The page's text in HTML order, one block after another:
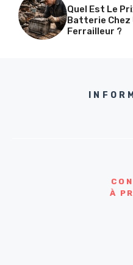
Quel Est Le
Batterie Chez
Ferrailleur ?
À